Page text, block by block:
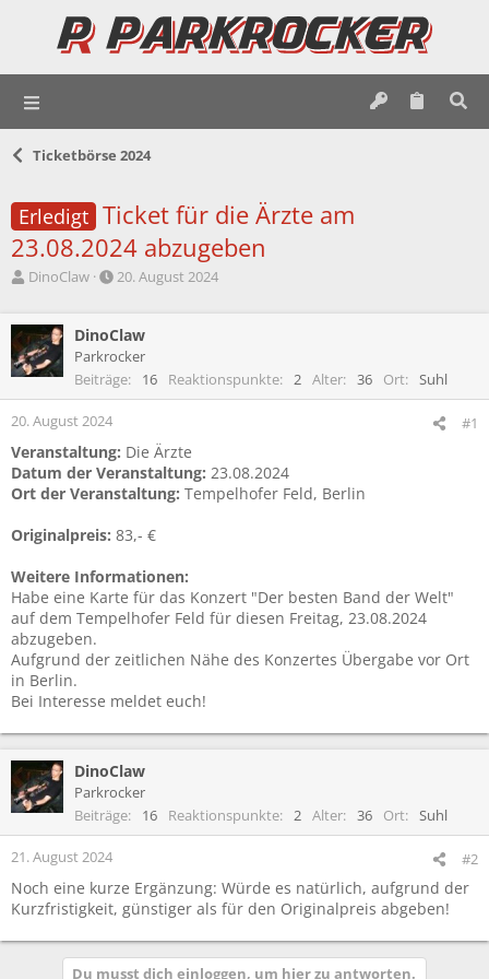
Ticketbörse 2024
Erledigt Ticket für die Ärzte am
23.08.2024 abzugeben
E
t
e
l
r
DinoClaw
E
t
e
l
l
m
20. August 2024
DinoClaw
Parkrocker
Beiträge
16 Reaktionspunkte 2 Alter 36 Ort Suhl
20. August 2024 #1
Veranstaltung: Die Ärzte
Datum der Veranstaltung: 23.08.2024
Ort der Veranstaltung: Tempelhofer Feld, Berlin
Originalpreis: 83,- €
Weitere Informationen:
Habe eine Karte für das Konzert "Der besten Band der Welt"
auf dem Tempelhofer Feld für diesen Freitag, 23.08.2024
abzugeben.
Aufgrund der zeitlichen Nähe des Konzertes Übergabe vor Ort
in Berlin.
Bei Interesse meldet euch!
DinoClaw
Parkrocker
Beiträge
16 Reaktionspunkte 2 Alter 36 Ort Suhl
21. August 2024 #2
Noch eine kurze Ergänzung: Würde es natürlich, aufgrund der
Kurzfristigkeit, günstiger als für den Originalpreis abgeben!
Du musst dich einloggen, um hier zu antworten.